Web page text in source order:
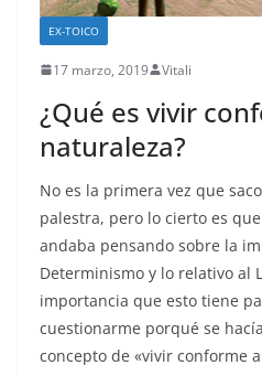
EX-TOICO
17 marzo, 2019 Vitali
¿Qué es vivir
naturaleza?
No es la primera vez que
palestra, pero lo cierto es
andaba pensando sobre la
Determinismo y lo relativo al
importancia que esto tiene
cuestionarme porqué se
concepto de «vivir conforme